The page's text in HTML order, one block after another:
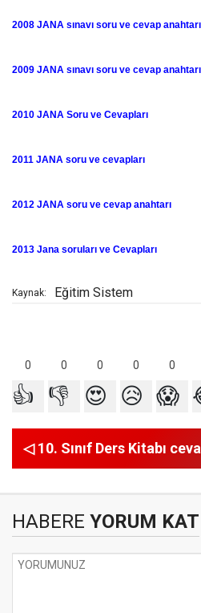
2008 JANA sınavı soru ve cevap anahtarı
2009 JANA sınavı soru ve cevap anahtarı
2010 JANA Soru ve Cevapları
2011 JANA soru ve cevapları
2012 JANA soru ve cevap anahtarı
2013 Jana soruları ve Cevapları
Kaynak: Eğitim Sistem
0 0 0 0 0
👍 👎 😍 😥 😱
◁ 10. Sınıf Ders Kitabı
HABERE YORUM KAT